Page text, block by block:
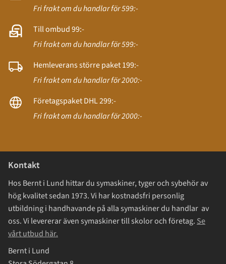
Fri frakt om du handlar för 599:-
Till ombud 99:-
Fri frakt om du handlar för 599:-
Hemleverans större paket 199:-
Fri frakt om du handlar för 2000:-
Företagspaket DHL 299:-
Fri frakt om du handlar för 2000:-
Kontakt
Hos Bernt i Lund hittar du symaskiner, tyger och sybehör av
hög kvalitet sedan 1973. Vi har kostnadsfri personlig
utbildning i handhavande på alla symaskiner du handlar av
oss. Vi levererar även symaskiner till skolor och företag. Se
vårt utbud här.
Bernt i Lund